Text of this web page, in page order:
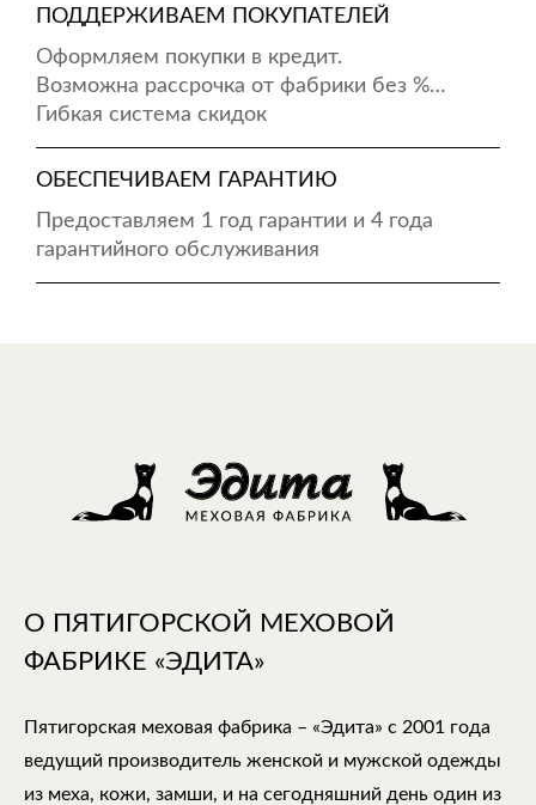
ПОДДЕРЖИВАЕМ ПОКУПАТЕЛЕЙ
Оформляем покупки в кредит.
Возможна рассрочка от фабрики без %…
Гибкая система скидок
ОБЕСПЕЧИВАЕМ ГАРАНТИЮ
Предоставляем 1 год гарантии и 4 года
гарантийного обслуживания
О ПЯТИГОРСКОЙ МЕХОВОЙ
ФАБРИКЕ «ЭДИТА»
Пятигорская меховая фабрика – «Эдита» с 2001 года
ведущий производитель женской и мужской одежды
из меха, кожи, замши, и на сегодняшний день один из